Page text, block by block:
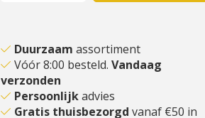
Duurzaam assortiment
Vóór 8:00 besteld. Vandaag
verzonden
Persoonlijkadvies
Gratis thuisbezorgd vanaf €50 in